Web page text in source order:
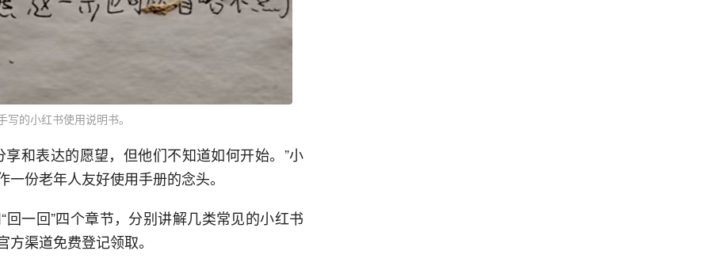
写的小红书使用说明书。
和表达的愿望，但他们不知道如何开始。”小
份老年人友好使用手册的念头。
回一回”四个章节，分别讲解几类常见的小红书
渠道免费登记领取。